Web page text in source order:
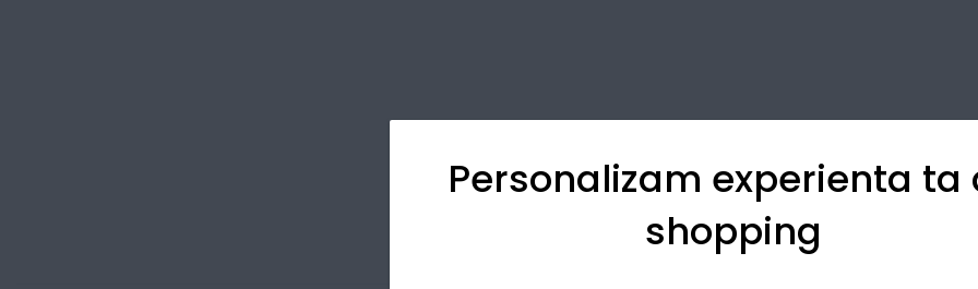
Personalizam experienta ta
shopping
Detalii tehnice Recenzii